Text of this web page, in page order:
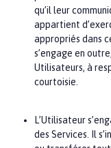
qu’il leur
appartient
appropriés dans
s’engage en
Utilisateurs, à
courtoisie.
L’Utilisateur
des Services. Il